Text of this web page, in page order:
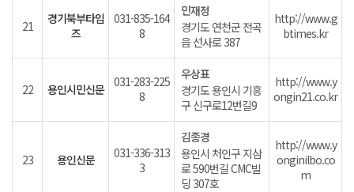
21
경기북부타임
즈
031-835-164
8
민재정
경기도 연천군 전곡
읍 선사로 387
http://www.g
btimes.kr
22 용인시민신문
031-283-225
8
우상표
경기도 용인시 기흥
구 신구로12번길9
http://www.y
ongin21.co.kr
23 용인신문
031-336-313
3
김종경
용인시 처인구 지삼
로 590번길 CMC빌
딩 307호
http://www.y
onginilbo.co
m